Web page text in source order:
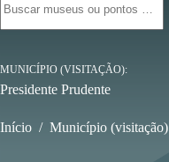
resultados
MUNICÍPIO (VISITAÇÃO)
Presidente Prudente
Início / Município (visitação)